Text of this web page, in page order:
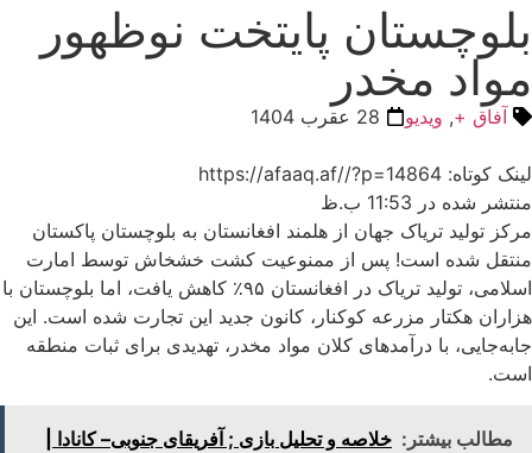
بلوچستان پایتخت نوظهور
مواد مخدر
آفاق +, ویدیو 28 عقرب 1404
لینک کوتاه: https://afaaq.af//?p=14864
منتشر شده در 11:53 ب.ظ
مرکز تولید تریاک جهان از هلمند افغانستان به بلوچستان پاکستان
منتقل شده است! پس از ممنوعیت کشت خشخاش توسط امارت
اسلامی، تولید تریاک در افغانستان ۹۵٪ کاهش یافت، اما بلوچستان با
هزاران هکتار مزرعه کوکنار، کانون جدید این تجارت شده است. این
جابه‌جایی، با درآمدهای کلان مواد مخدر، تهدیدی برای ثبات منطقه
است.
مطالب بیشتر: خلاصه و تحلیل بازی ; آفریقای جنوبی– کانادا |